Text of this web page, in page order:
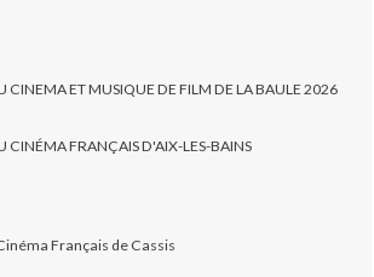
CINEMA ET MUSIQUE DE FILM DE LA BAULE 2026
CINÉMA FRANÇAIS D'AIX-LES-BAINS
Français de Cassis